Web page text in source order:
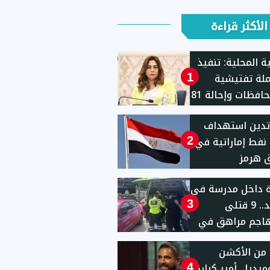
الأكثر قراءة
1
المحلية: تنفيذ
حملة تفتيشية
بـ11محافظات وإحالة 81
والشئون
2
استهداف
نفط إماراتية في
هرمز
3
داخل مدرسة في
تايلاند.. 9 قتلى
مراهق في
4
من الأكشن